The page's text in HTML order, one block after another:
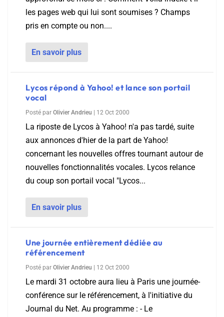
les pages web qui lui sont soumises ? Champs
pris en compte ou non....
En savoir plus
Lycos répond à Yahoo! et lance son portail
vocal
Posté par Olivier Andrieu 12 Oct 2000
La riposte de Lycos à Yahoo! n'a pas tardé, suite
aux annonces d'hier de la part de Yahoo!
concernant les nouvelles offres tournant autour de
nouvelles fonctionnalités vocales. Lycos relance
du coup son portail vocal "Lycos...
En savoir plus
Une journée entièrement dédiée au
référencement
Posté par Olivier Andrieu 12 Oct 2000
Le mardi 31 octobre aura lieu à Paris une journée-
conférence sur le référencement, à l'initiative du
Journal du Net. Au programme : - Le